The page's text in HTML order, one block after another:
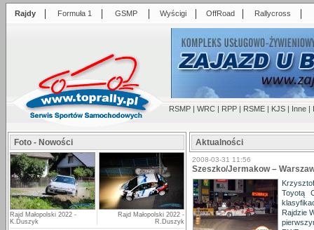
Rajdy | Formuła 1 | GSMP | Wyścigi | OffRoad | Rallycross |
RSMP | WRC | RPP | RSME | KJS | Inne |
Foto - Nowości
Rajd Małopolski 2022 -
K.Duszyk
Rajd Małopolski 2022 -
R.Duszyk
Aktualności
2008-03-31 11:56
Szeszko/Jermakow –
Toyotą
Rajdzie